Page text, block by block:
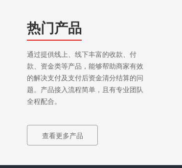
热门产品
通过提供线上、线下丰富的收款、付
款、资金类等产品，能够帮助商家有效
的解决支付及支付后资金清分结算的问
题。产品接入流程简单，且有专业团队
全程配合。
查看更多产品